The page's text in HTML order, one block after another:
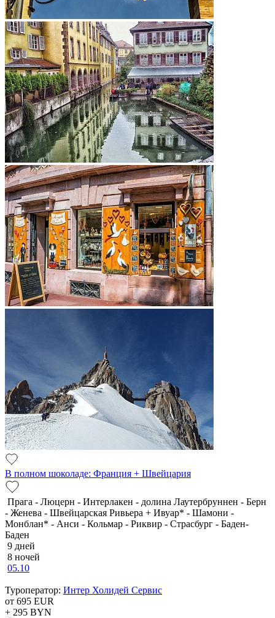
В полном шоколаде: Франция + Швейцария
Прага - Люцерн - Интерлакен - долина Лаутербруннен - Берн
- Женева - Швейцарская Ривьера + Ивуар* - Шамони -
Монблан* - Анси - Кольмар - Риквир - Страсбург - Баден-
Баден
9 дней
8 ночей
05.10
Туроператор: Интер Холидей Сервис
от 695 EUR
+ 295 BYN